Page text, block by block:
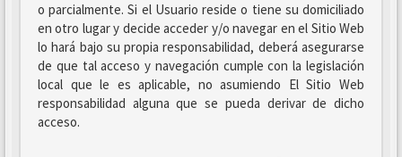
o parcialmente. Si el Usuario reside o tiene su domiciliado
en otro lugar y decide acceder y/o navegar en el Sitio Web
lo hará bajo su propia responsabilidad, deberá asegurarse
de que tal acceso y navegación cumple con la legislación
local que le es aplicable, no asumiendo El Sitio Web
responsabilidad alguna que se pueda derivar de dicho
acceso.